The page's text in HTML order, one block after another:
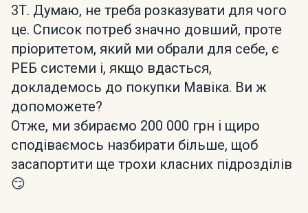
3Т. Думаю, не треба розказувати для чого
це. Список потреб значно довший, проте
пріоритетом, який ми обрали для себе, є
РЕБ системи і, якщо вдасться,
докладемось до покупки Мавіка. Ви ж
допоможете?
Отже, ми збираємо 200 000 грн і щиро
сподіваємось назбирати більше, щоб
засапортити ще трохи класних підрозділів
😏